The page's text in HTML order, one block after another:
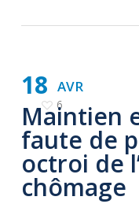
AVR
18
6
Maintien
faute de
octroi de
chômage